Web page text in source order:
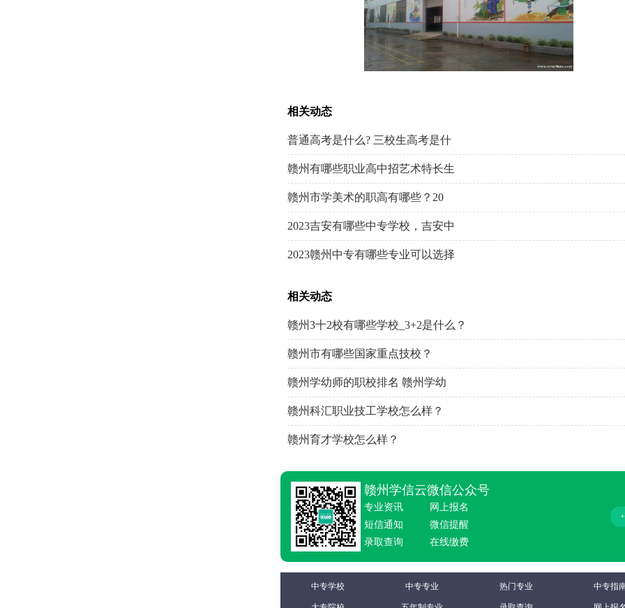
相关动态
普通高考是什么? 三校生高考是什
赣州有哪些职业高中招艺术特长生
赣州市学美术的职高有哪些？20
2023吉安有哪些中专学校，吉安中
2023赣州中专有哪些专业可以选择
相关动态
赣州3十2校有哪些学校_3+2是什么？
赣州市有哪些国家重点技校？
赣州学幼师的职校排名 赣州学幼
赣州科汇职业技工学校怎么样？
赣州育才学校怎么样？
赣州学信云微信公众号
专业资讯
网上报名
短信通知
微信提醒
录取查询
在线缴费
中专学校 中专专业 热门专业 中专指